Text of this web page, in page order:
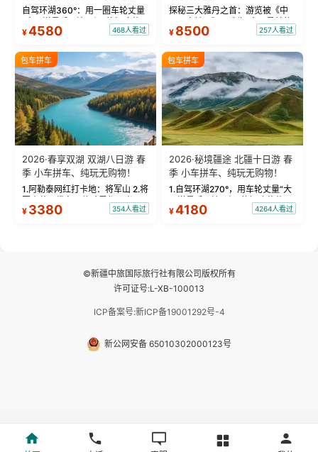
物！
自驾环湖360°：用一圈车轮丈量
“大西洋最后一滴眼泪”的极致蔚
蓝。 赛湖旅拍：甄选多款风格服
绝美瞬间。 赛湖坦克300跟车视
频：专业摄影师...
¥4580 468人看过
探秘三大雅丹之首：游览被《中
国国家地理》评选为“中国最美的
三大雅丹”第一名的克拉玛依魔鬼
瓦人最大村落——禾木村，欣赏
晨雾与小木...
¥ 8500 257人看过
包车拼车
2026·春享双湖 双湖八日游 春
季 小车拼车、纯玩无购物！
1.阿勒泰网红打卡地：将军山 2.将
军山落日缆车，体验雪都风光 3.
将军山，夕阳派对，蹦迪party 4.
¥ 3380 354人看过
包车拼车
2026·秘境疆途 北疆十日游 春
季 小车拼车、纯玩无购物！
1.自驾环湖270°，用车轮丈量“大
西洋最后一滴眼泪”的极致蔚蓝，
让雪山、花海与深邃湖水在转弯
¥4180 4264人看过
©新疆中旅国际旅行社有限公司版权所有
许可证号:L-XB-100013
ICP备案号:新ICP备19001292号-4
新公网安备 65010302000123号